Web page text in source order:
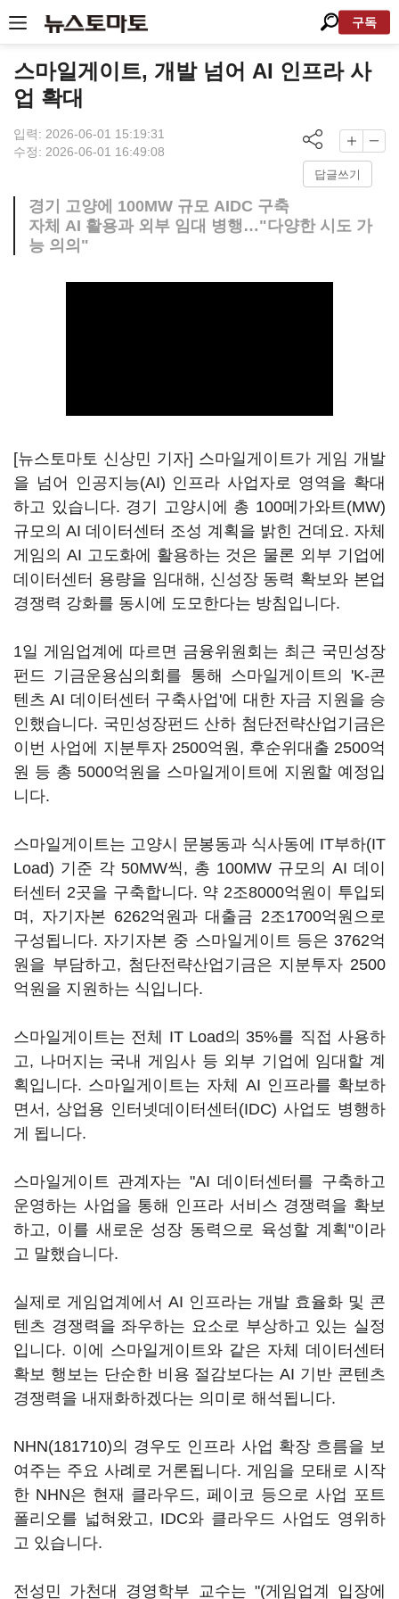
구독
스마일게이트, 개발 넘어 AI 인프라 사
업 확대
입력: 2026-06-01 15:19:31
수정: 2026-06-01 16:49:08
답글쓰기
경기 고양에 100MW 규모 AIDC 구축
자체 AI 활용과 외부 임대 병행…"다양한 시도 가
능 의의"
[뉴스토마토 신상민 기자] 스마일게이트가 게임 개발
을 넘어 인공지능(AI) 인프라 사업자로 영역을 확대
하고 있습니다. 경기 고양시에 총 100메가와트(MW)
규모의 AI 데이터센터 조성 계획을 밝힌 건데요. 자체
게임의 AI 고도화에 활용하는 것은 물론 외부 기업에
데이터센터 용량을 임대해, 신성장 동력 확보와 본업
경쟁력 강화를 동시에 도모한다는 방침입니다.
1일 게임업계에 따르면 금융위원회는 최근 국민성장
펀드 기금운용심의회를 통해 스마일게이트의 'K-콘
텐츠 AI 데이터센터 구축사업'에 대한 자금 지원을 승
인했습니다. 국민성장펀드 산하 첨단전략산업기금은
이번 사업에 지분투자 2500억원, 후순위대출 2500억
원 등 총 5000억원을 스마일게이트에 지원할 예정입
니다.
스마일게이트는 고양시 문봉동과 식사동에 IT부하(IT
Load) 기준 각 50MW씩, 총 100MW 규모의 AI 데이
터센터 2곳을 구축합니다. 약 2조8000억원이 투입되
며, 자기자본 6262억원과 대출금 2조1700억원으로
구성됩니다. 자기자본 중 스마일게이트 등은 3762억
원을 부담하고, 첨단전략산업기금은 지분투자 2500
억원을 지원하는 식입니다.
스마일게이트는 전체 IT Load의 35%를 직접 사용하
고, 나머지는 국내 게임사 등 외부 기업에 임대할 계
획입니다. 스마일게이트는 자체 AI 인프라를 확보하
면서, 상업용 인터넷데이터센터(IDC) 사업도 병행하
게 됩니다.
스마일게이트 관계자는 "AI 데이터센터를 구축하고
운영하는 사업을 통해 인프라 서비스 경쟁력을 확보
하고, 이를 새로운 성장 동력으로 육성할 계획"이라
고 말했습니다.
실제로 게임업계에서 AI 인프라는 개발 효율화 및 콘
텐츠 경쟁력을 좌우하는 요소로 부상하고 있는 실정
입니다. 이에 스마일게이트와 같은 자체 데이터센터
확보 행보는 단순한 비용 절감보다는 AI 기반 콘텐츠
경쟁력을 내재화하겠다는 의미로 해석됩니다.
NHN(181710)의 경우도 인프라 사업 확장 흐름을 보
여주는 주요 사례로 거론됩니다. 게임을 모태로 시작
한 NHN은 현재 클라우드, 페이코 등으로 사업 포트
폴리오를 넓혀왔고, IDC와 클라우드 사업도 영위하
고 있습니다.
전성민 가천대 경영학부 교수는 "(게임업계 입장에